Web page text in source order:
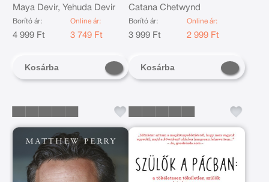
Maya Devir, Yehuda Devir
Borító ár:
4 999 Ft
Online ár:
3 749 Ft
Kosárba
Catana Chetwynd
Borító ár:
3 999 Ft
Online ár:
2 999 Ft
Kosárba